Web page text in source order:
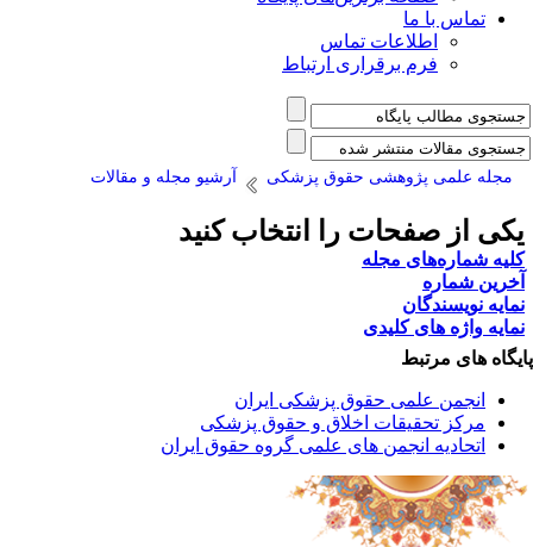
تماس با ما
اطلاعات تماس
فرم برقراری ارتباط
مجله علمی پژوهشی حقوق پزشکی آرشیو مجله و مقالات
از صفحات را انتخاب کنید
شماره‌های مجله
شماره
نویسندگان
واژه های کلیدی
های مرتبط
انجمن علمی حقوق پزشکی ایران
مرکز تحقیقات اخلاق و حقوق پزشکی
اتحادیه انجمن های علمی گروه حقوق ایران